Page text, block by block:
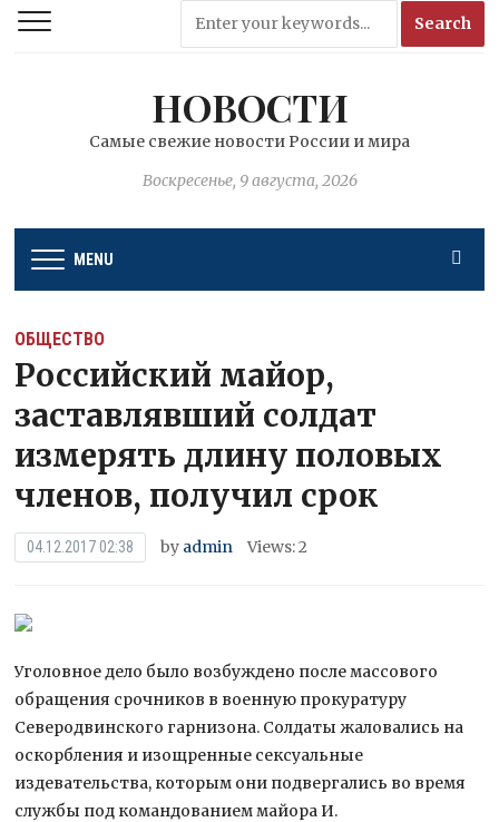
НОВОСТИ
Самые свежие новости России и мира
Воскресенье, 9 августа, 2026
MENU
ОБЩЕСТВО
Российский майор,
заставлявший солдат
измерять длину половых
членов, получил срок
04.12.2017 02:38 by admin Views: 2
Уголовное дело было возбуждено после массового
обращения срочников в военную прокуратуру
Северодвинского гарнизона. Солдаты жаловались на
оскорбления и изощренные сексуальные
издевательства, которым они подвергались во время
службы под командованием майора И.